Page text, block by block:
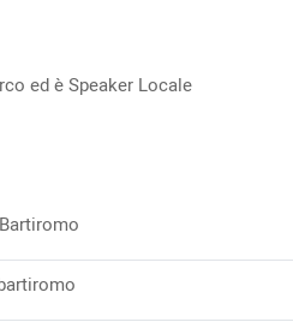
ed è Speaker Locale